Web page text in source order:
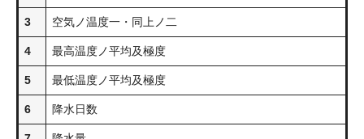
3 空気ノ温度一・同上ノ二
4 最高温度ノ平均及極度
5 最低温度ノ平均及極度
6 降水日数